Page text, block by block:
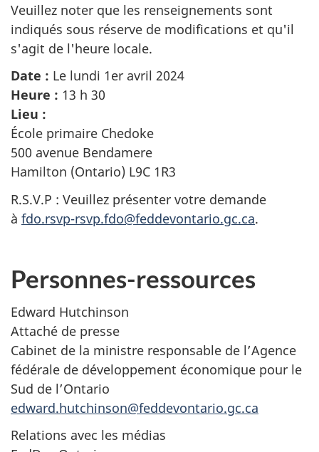
Veuillez noter que les renseignements sont
indiqués sous réserve de modifications et qu'il
s'agit de l'heure locale.
Date : Le lundi 1er avril 2024
Heure : 13 h 30
Lieu :
École primaire Chedoke
500 avenue Bendamere
Hamilton (Ontario) L9C 1R3
R.S.V.P : Veuillez présenter votre demande
à fdo.rsvp-rsvp.fdo@feddevontario.gc.ca.
Personnes-ressources
Edward Hutchinson
Attaché de presse
Cabinet de la ministre responsable de l’Agence
fédérale de développement économique pour le
Sud de l’Ontario
edward.hutchinson@feddevontario.gc.ca
Relations avec les médias